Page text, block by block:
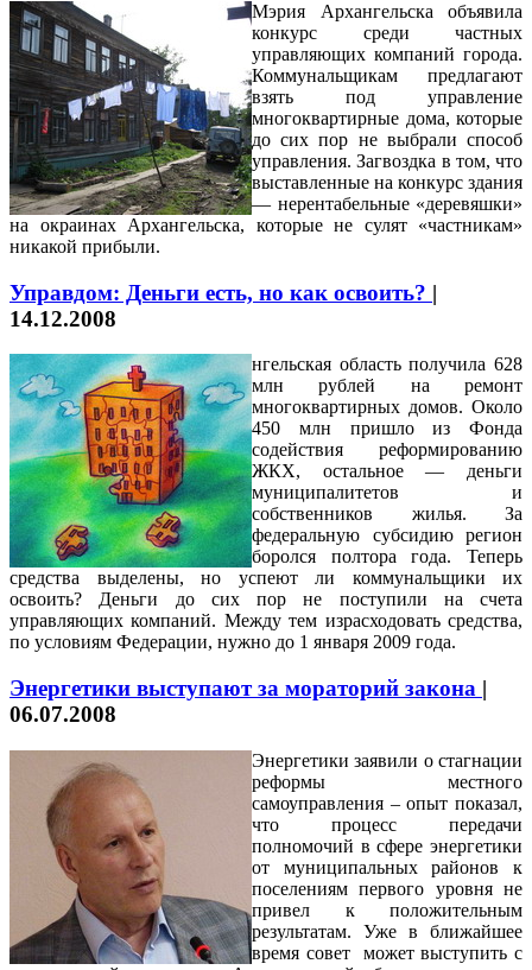
Мэрия Архангельска объявила
конкурс среди частных
управляющих компаний города.
Коммунальщикам предлагают
взять под управление
многоквартирные дома, которые
до сих пор не выбрали способ
управления. Загвоздка в том, что
выставленные на конкурс здания
— нерентабельные «деревяшки»
на окраинах Архангельска, которые не сулят «частникам»
никакой прибыли.
Управдом: Деньги есть, но как освоить? |
14.12.2008
нгельская область получила 628
млн рублей на ремонт
многоквартирных домов. Около
450 млн пришло из Фонда
содействия реформированию
ЖКХ, остальное — деньги
муниципалитетов и
собственников жилья. За
федеральную субсидию регион
боролся полтора года. Теперь
средства выделены, но успеют ли коммунальщики их
освоить? Деньги до сих пор не поступили на счета
управляющих компаний. Между тем израсходовать средства,
по условиям Федерации, нужно до 1 января 2009 года.
Энергетики выступают за мораторий закона |
06.07.2008
Энергетики заявили о стагнации
реформы местного
самоуправления – опыт показал,
что процесс передачи
полномочий в сфере энергетики
от муниципальных районов к
поселениям первого уровня не
привел к положительным
результатам. Уже в ближайшее
время совет может выступить с